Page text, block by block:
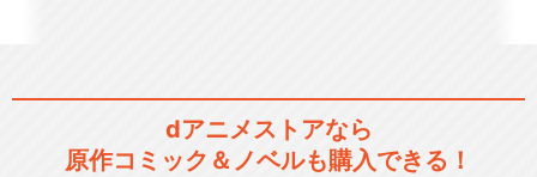
dアニメストアなら
原作コミック＆ノベルも購入できる！